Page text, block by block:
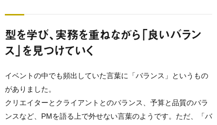
型を学び、実務を重ねながら「良いバラン
ス」を見つけていく
イベントの中でも頻出していた言葉に「バランス」というもの
がありました。
クリエイターとクライアントとのバランス、予算と品質のバラ
ンスなど、PMを語る上で外せない言葉のようです。ただ、「バ